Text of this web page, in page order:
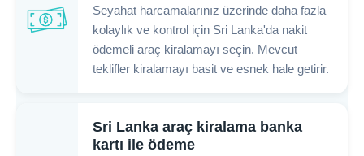
Seyahat harcamalarınız üzerinde daha fazla
kolaylık ve kontrol için Sri Lanka'da nakit
ödemeli araç kiralamayı seçin. Mevcut
teklifler kiralamayı basit ve esnek hale getirir.
Sri Lanka araç kiralama banka
kartı ile ödeme